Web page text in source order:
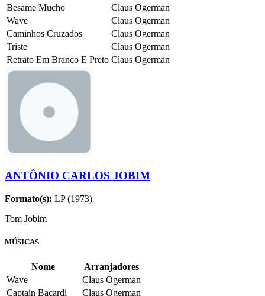
Besame Mucho
Claus Ogerman
Wave
Claus Ogerman
Caminhos Cruzados
Claus Ogerman
Triste
Claus Ogerman
Retrato Em Branco E Preto Claus Ogerman
ANTÔNIO CARLOS JOBIM
Formato(s): LP (1973)
Tom Jobim
MÚSICAS
Nome
Arranjadores
Wave
Claus Ogerman
Captain Bacardi
Claus Ogerman